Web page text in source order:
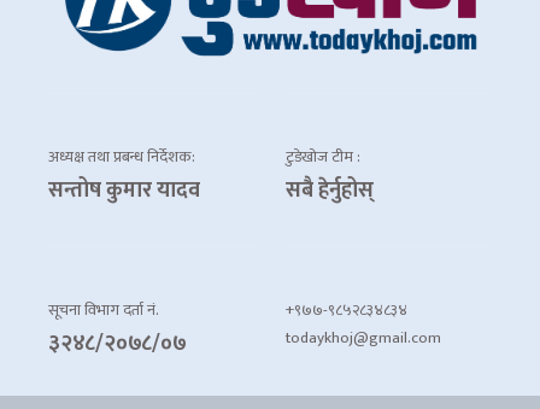
अध्यक्ष तथा प्रबन्ध निर्देशक:
सन्तोष कुमार यादव
टुडेखोज टीम :
सबै हेर्नुहोस्
सूचना विभाग दर्ता नं.
३२४८/२०७८/०७
+९७७-९८५२८३४८३४
todaykhoj@gmail.com